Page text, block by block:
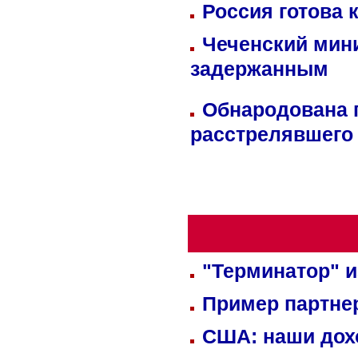
Россия готова
Чеченский
задержанным
Обнародована
"Терминатор"
Пример
США: наши